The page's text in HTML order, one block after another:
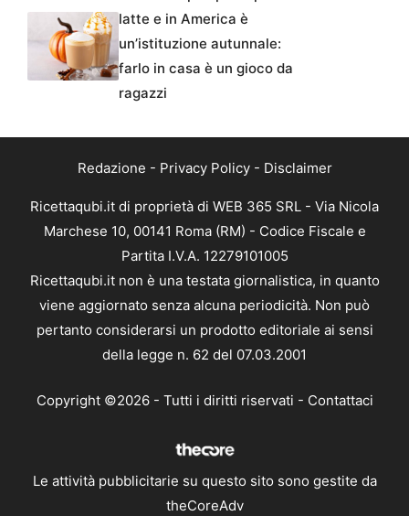
latte e in America è
un’istituzione autunnale:
farlo in casa è un gioco da
ragazzi
Redazione - Privacy Policy- Disclaimer
Ricettaqubi.it di proprietà di WEB 365 SRL - Via Nicola
Marchese 10, 00141 Roma (RM) - Codice Fiscale e
Partita I.V.A. 12279101005
Ricettaqubi.it non è una testata giornalistica, in quanto
viene aggiornato senza alcuna periodicità. Non può
pertanto considerarsi un prodotto editoriale ai sensi
della legge n. 62 del 07.03.2001
Copyright ©2026 - Tutti i diritti riservati - Contattaci
Le attività pubblicitarie su questo sito sono gestite da
theCoreAdv